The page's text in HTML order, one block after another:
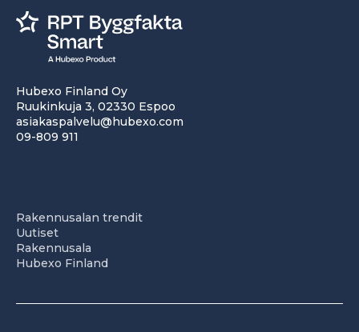
Hubexo Finland Oy
Ruukinkuja 3, 02330 Espoo
asiakaspalvelu@hubexo.com
09-809 911
Rakennusalan trendit
Uutiset
Rakennusala
Hubexo Finland